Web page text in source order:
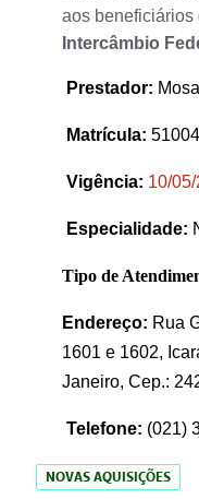
aos beneficiários
Intercâmbio
Prestador:
Matrícula:
Vigência: 10/
Especialidade:
Tipo de
Endereço: Rua
1601 e 1602,
Janeiro, Cep.:
Telefone: (021)
NOVAS AQUISIÇÕES